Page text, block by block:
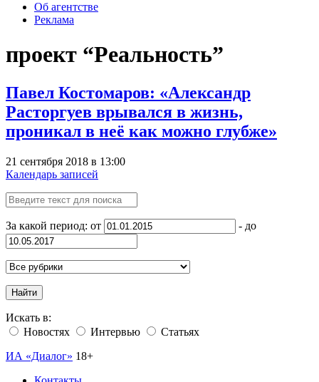
Об агентстве
Реклама
проект “Реальность”
Павел Костомаров: «Александр
Расторгуев врывался в жизнь,
проникал в неё как можно глубже»
21 сентября 2018 в 13:00
Календарь записей
За какой период: от - до
Найти
Искать в:
Новостях
Интервью
Статьях
ИА «Диалог» 18+